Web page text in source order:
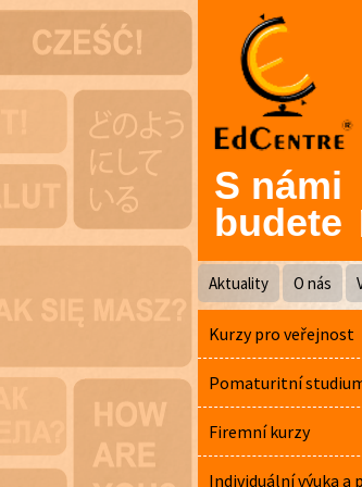
S námi
budete
Skip
to
content
Aktuality O nás
Kurzy pro veřejnost
Pomaturitní
Firemní kurzy
Individuální výuka a